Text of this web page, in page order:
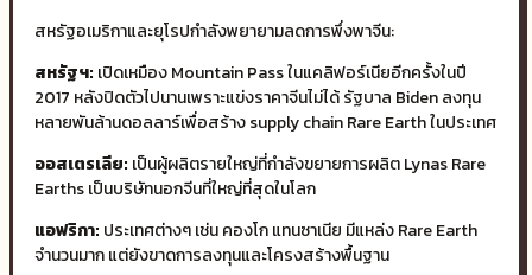
สหรัฐอเมริกาและยุโรปกำลังพยายามลดการพึ่งพาจีน:
สหรัฐฯ: เปิดเหมือง Mountain Pass ในแคลิฟอร์เนียอีกครั้งในปี
2017 หลังปิดตัวไปนานเพราะแข่งราคาจีนไม่ได้ รัฐบาล Biden ลงทุน
หลายพันล้านดอลลาร์เพื่อสร้าง supply chain Rare Earth ในประเทศ
ออสเตรเลีย: เป็นผู้ผลิตรายใหญ่ที่กำลังขยายการผลิต Lynas Rare
Earths เป็นบริษัทนอกจีนที่ใหญ่ที่สุดในโลก
แอฟริกา: ประเทศต่างๆ เช่น คองโก แทนซาเนีย มีแหล่ง Rare Earth
จำนวนมาก แต่ยังขาดการลงทุนและโครงสร้างพื้นฐาน